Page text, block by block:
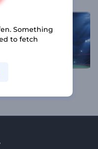
Intro
Something
to fetch